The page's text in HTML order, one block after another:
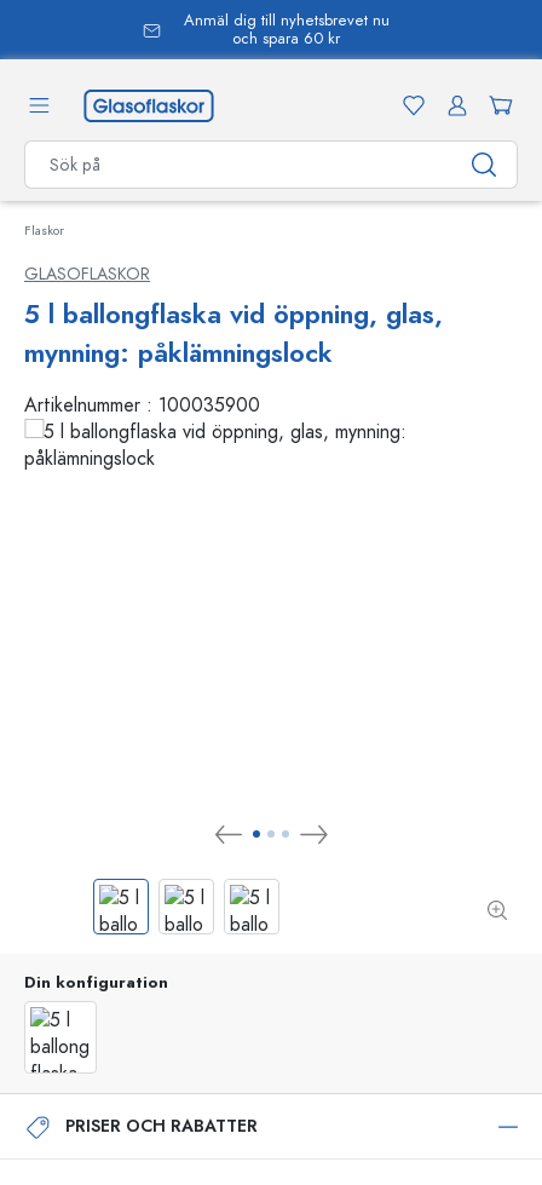
Anmäl dig till nyhetsbrevet nu
och spara 60 kr
Flaskor
GLASOFLASKOR
5 l ballongflaska vid öppning, glas,
mynning: påklämningslock
Artikelnummer : 100035900
Din konfiguration
PRISER OCH RABATTER